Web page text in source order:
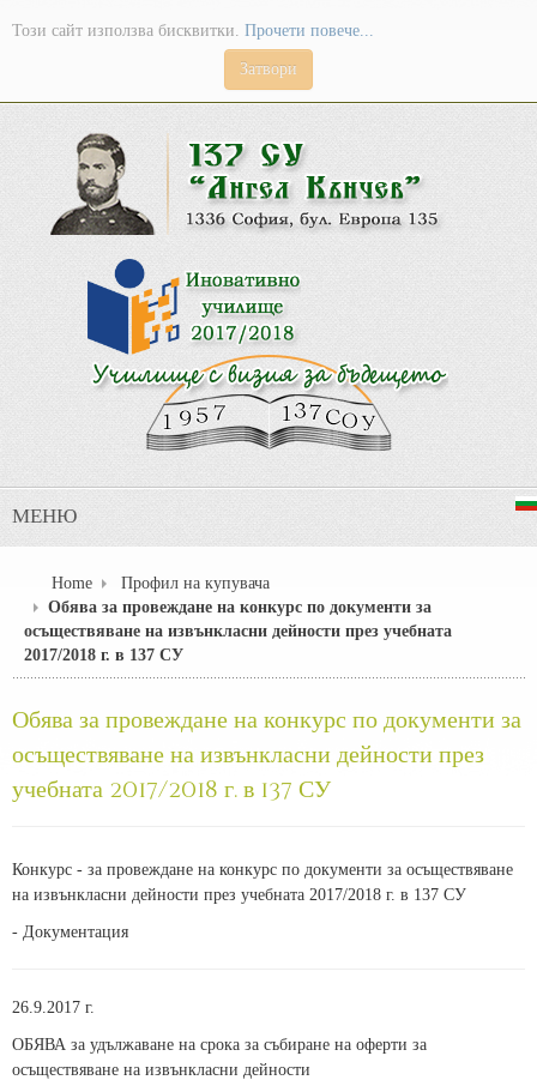
Този сайт използва бисквитки. Прочети повече...
Затвори
МЕНЮ
Home
Профил на купувача
Обява за провеждане на конкурс по документи за
осъществяване на извънкласни дейности през учебната
2017/2018 г. в 137 СУ
Обява за провеждане на конкурс по документи за
осъществяване на извънкласни дейности през
учебната 2017/2018 г. в 137 СУ
Конкурс - за провеждане на конкурс по документи за осъществяване
на извънкласни дейности през учебната 2017/2018 г. в 137 СУ
- Документация
26.9.2017 г.
ОБЯВА за удължаване на срока за събиране на оферти за
осъществяване на извънкласни дейности